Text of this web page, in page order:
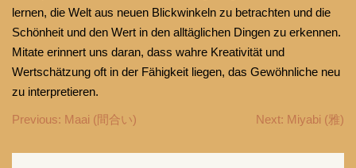
lernen, die Welt aus neuen Blickwinkeln zu betrachten und die
Schönheit und den Wert in den alltäglichen Dingen zu erkennen.
Mitate erinnert uns daran, dass wahre Kreativität und
Wertschätzung oft in der Fähigkeit liegen, das Gewöhnliche neu
zu interpretieren.
Beitragsnavigation
Previous: Maai (間合い) Next: Miyabi (雅)